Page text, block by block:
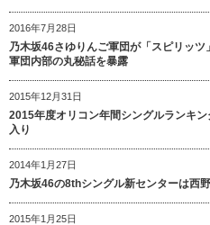
2016年7月28日
乃木坂46さゆりんご軍団が「スピリッ
軍団内部の丸秘話を暴露
2015年12月31日
2015年度オリコン年間シングルランキ
入り
2014年1月27日
乃木坂46の8thシングル新センターは西
2015年1月25日